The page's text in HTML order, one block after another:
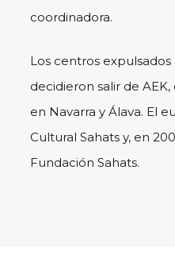
coordinadora.
Los centros
decidieron salir de
en Navarra y Álava. El
Cultural Sahats y, en
Fundación Sahats.